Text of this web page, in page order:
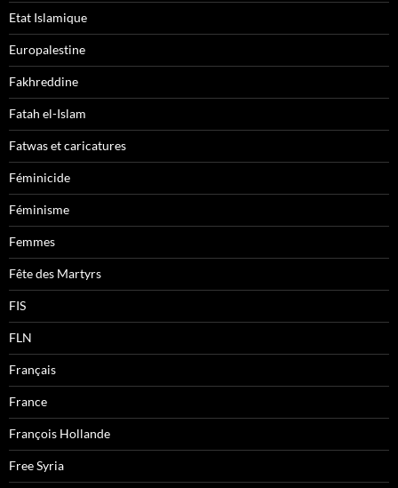
Etat Islamique
Europalestine
Fakhreddine
Fatah el-Islam
Fatwas et caricatures
Féminicide
Féminisme
Femmes
Fête des Martyrs
FIS
FLN
Français
France
François Hollande
Free Syria